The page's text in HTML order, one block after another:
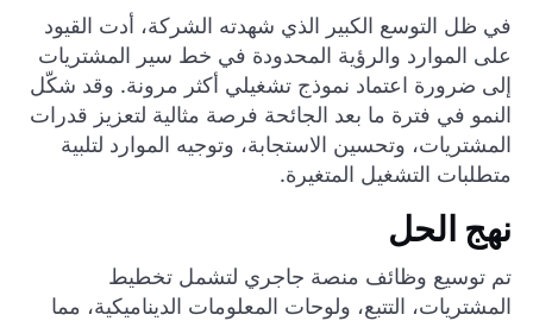
في ظل التوسع الكبير الذي شهدته الشركة، أدت القيود
على الموارد والرؤية المحدودة في خط سير المشتريات
إلى ضرورة اعتماد نموذج تشغيلي أكثر مرونة. وقد شكّل
النمو في فترة ما بعد الجائحة فرصة مثالية لتعزيز قدرات
المشتريات، وتحسين الاستجابة، وتوجيه الموارد لتلبية
متطلبات التشغيل المتغيرة.
نهج الحل
تم توسيع وظائف منصة جاجري لتشمل تخطيط
المشتريات، التتبع، ولوحات المعلومات الديناميكية، مما